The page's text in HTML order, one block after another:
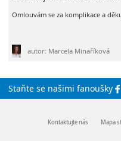
Omlouvám se za komplikace a
autor: Marcela Minaříková
Staňte se našimi fanoušky
Kontaktujte nás Mapa